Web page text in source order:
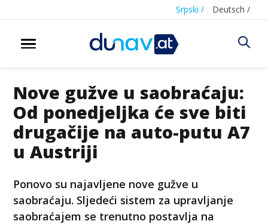
Srpski / Deutsch /
Nove gužve u saobraćaju:
Od ponedjeljka će sve biti
drugačije na auto-putu A7
u Austriji
Ponovo su najavljene nove gužve u
saobraćaju. Sljedeći sistem za upravljanje
saobraćajem se trenutno postavlja na